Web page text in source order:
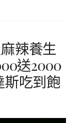
辣養生
送2000
斯吃到飽